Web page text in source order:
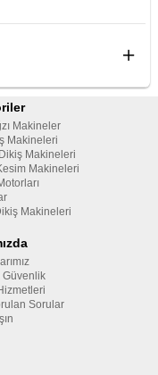
Makineler
Makineleri
Makineleri
Makineleri
Makineleri
Güvenlik
Sorular